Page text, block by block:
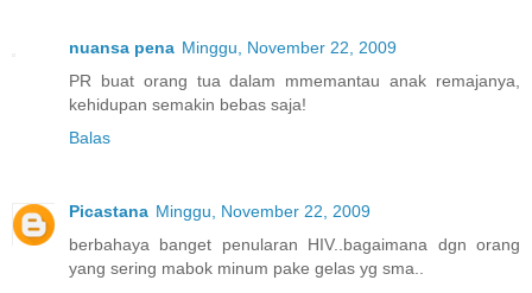
nuansa pena Minggu, November 22, 2009
PR buat orang tua dalam mmemantau anak remajanya,
kehidupan semakin bebas saja!
Balas
Picastana Minggu, November 22, 2009
berbahaya banget penularan HIV..bagaimana dgn orang
yang sering mabok minum pake gelas yg sma..